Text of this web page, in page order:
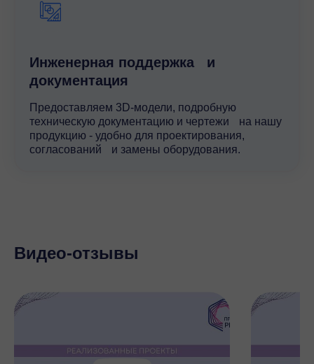
Инженерная поддержка и
документация
Предоставляем 3D-модели, подробную
техническую документацию и чертежи на нашу
продукцию - удобно для проектирования,
согласований и замены оборудования.
Видео-отзывы